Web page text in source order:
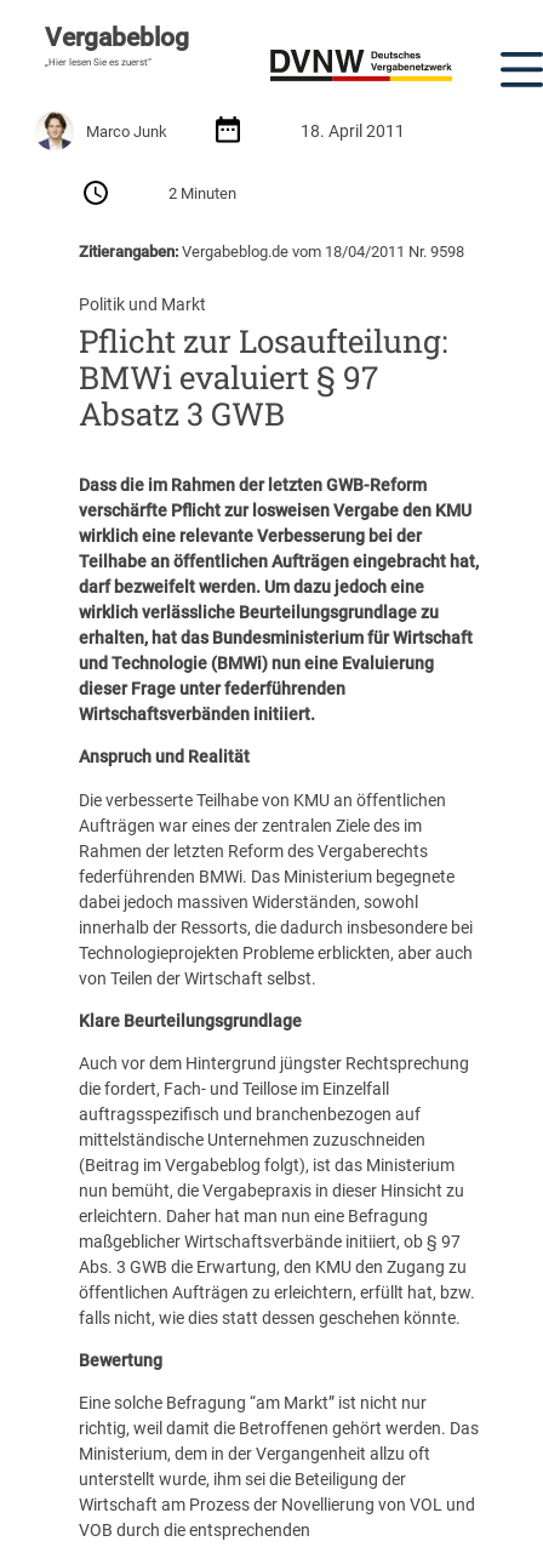
Vergabeblog
„Hier lesen Sie es zuerst“
Marco Junk 18. April 2011
2 Minuten
Zitierangaben:Vergabeblog.de vom 18/04/2011 Nr. 9598
Politik und Markt
Pflicht zur Losaufteilung:
BMWi evaluiert § 97
Absatz 3 GWB
Dass die im Rahmen der letzten GWB-Reform
verschärfte Pflicht zur losweisen Vergabe den KMU
wirklich eine relevante Verbesserung bei der
Teilhabe an öffentlichen Aufträgen eingebracht hat,
darf bezweifelt werden. Um dazu jedoch eine
wirklich verlässliche Beurteilungsgrundlage zu
erhalten, hat das Bundesministerium für Wirtschaft
und Technologie (BMWi) nun eine Evaluierung
dieser Frage unter federführenden
Wirtschaftsverbänden initiiert.
Anspruch und Realität
Die verbesserte Teilhabe von KMU an öffentlichen
Aufträgen war eines der zentralen Ziele des im
Rahmen der letzten Reform des Vergaberechts
federführenden BMWi. Das Ministerium begegnete
dabei jedoch massiven Widerständen, sowohl
innerhalb der Ressorts, die dadurch insbesondere bei
Technologieprojekten Probleme erblickten, aber auch
von Teilen der Wirtschaft selbst.
Klare Beurteilungsgrundlage
Auch vor dem Hintergrund jüngster Rechtsprechung
die fordert, Fach- und Teillose im Einzelfall
auftragsspezifisch und branchenbezogen auf
mittelständische Unternehmen zuzuschneiden
(Beitrag im Vergabeblog folgt), ist das Ministerium
nun bemüht, die Vergabepraxis in dieser Hinsicht zu
erleichtern. Daher hat man nun eine Befragung
maßgeblicher Wirtschaftsverbände initiiert, ob § 97
Abs. 3 GWB die Erwartung, den KMU den Zugang zu
öffentlichen Aufträgen zu erleichtern, erfüllt hat, bzw.
falls nicht, wie dies statt dessen geschehen könnte.
Bewertung
Eine solche Befragung “am Markt” ist nicht nur
richtig, weil damit die Betroffenen gehört werden. Das
Ministerium, dem in der Vergangenheit allzu oft
unterstellt wurde, ihm sei die Beteiligung der
Wirtschaft am Prozess der Novellierung von VOL und
VOB durch die entsprechenden